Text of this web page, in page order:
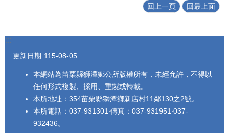
回上一頁 回最上面
:::
更新日期 115-08-05
本網站為苗栗縣獅潭鄉公所版權所有，未經允許，不得以
任何形式複製、採用、重製或轉載。
本所地址：354苗栗縣獅潭鄉新店村11鄰130之2號。
本所電話：037-931301‧傳真：037-931951‧037-
932436。